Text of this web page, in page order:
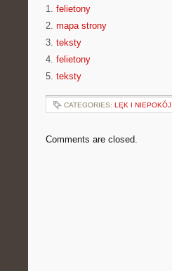
1. felietony
2. mapa strony
3. teksty
4. felietony
5. teksty
CATEGORIES: LĘK I NIEPOKÓJ
Comments are closed.